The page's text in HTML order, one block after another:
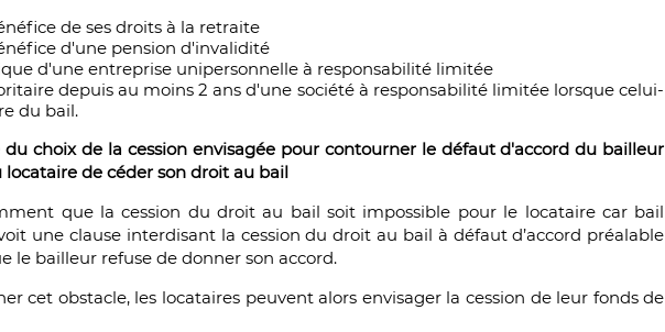
de ses droits à la retraite
d'une pension d'invalidité
d'une entreprise unipersonnelle à responsabilité limitée
depuis au moins 2 ans d'une société à responsabilité limitée lorsque celui-
du bail.
choix de la cession envisagée pour contourner le défaut d'accord du bailleur
de céder son droit au bail
que la cession du droit au bail soit impossible pour le locataire car bail
une clause interdisant la cession du droit au bail à défaut d’accord préalable
le bailleur refuse de donner son accord.
cet obstacle, les locataires peuvent alors envisager la cession de leur fonds de